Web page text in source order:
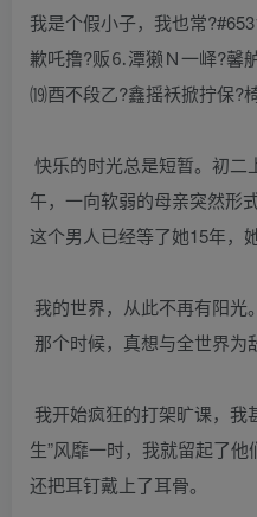
我是个假小子，我也常
歉吒撸?贩⒍潭獭Ｎ一峄?馨
⒆酉不段乙?鑫摇袄掀拧保?
快乐的时光总是短暂。初二
午，一向软弱的母亲突然形
这个男人已经等了她15年，
我的世界，从此不再有阳光
那个时候，真想与全世界为
我开始疯狂的打架旷课，我
生”风靡一时，我就留起了他
还把耳钉戴上了耳骨。